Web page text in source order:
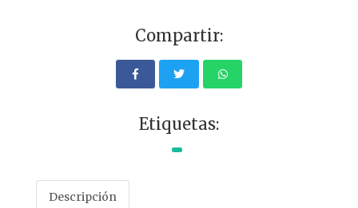
Compartir:
Etiquetas:
Descripción